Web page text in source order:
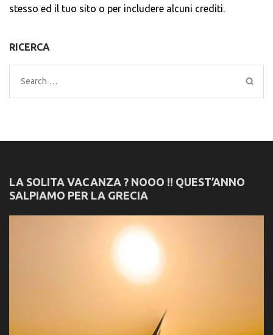
stesso ed il tuo sito o per includere alcuni crediti.
RICERCA
Search
for:
LA SOLITA VACANZA ? NOOO !! QUEST’ANNO
SALPIAMO PER LA GRECIA